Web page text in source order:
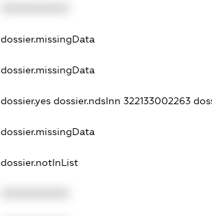
dossier.missingData
dossier.missingData
dossier.yesdossier.ndsInn 322133002263
dossier.missingData
dossier.notInList